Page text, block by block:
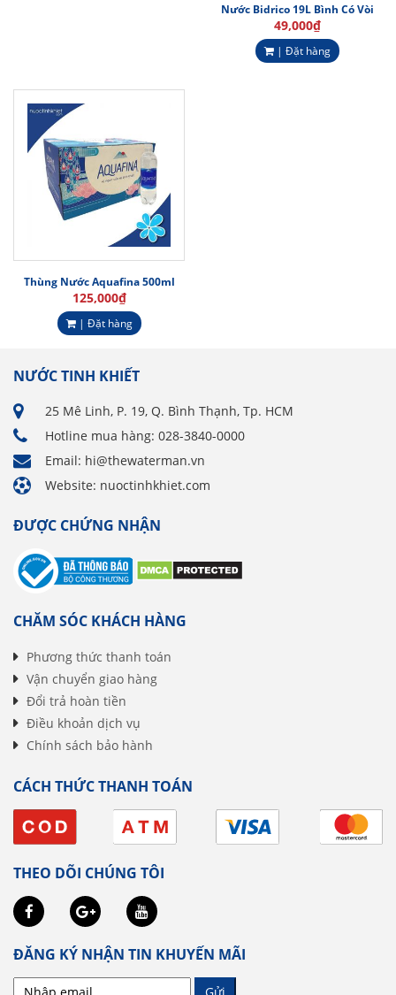
Nước Bidrico 19L Bình Có Vòi
49,000₫
| Đặt hàng
Thùng Nước Aquafina 500ml
125,000₫
| Đặt hàng
NƯỚC TINH KHIẾT
25 Mê Linh, P. 19, Q. Bình Thạnh, Tp. HCM
Hotline mua hàng: 028-3840-0000
Email: hi@thewaterman.vn
Website: nuoctinhkhiet.com
ĐƯỢC CHỨNG NHẬN
CHĂM SÓC KHÁCH HÀNG
Phương thức thanh toán
Vận chuyển giao hàng
Đổi trả hoàn tiền
Điều khoản dịch vụ
Chính sách bảo hành
CÁCH THỨC THANH TOÁN
THEO DÕI CHÚNG TÔI
ĐĂNG KÝ NHẬN TIN KHUYẾN MÃI